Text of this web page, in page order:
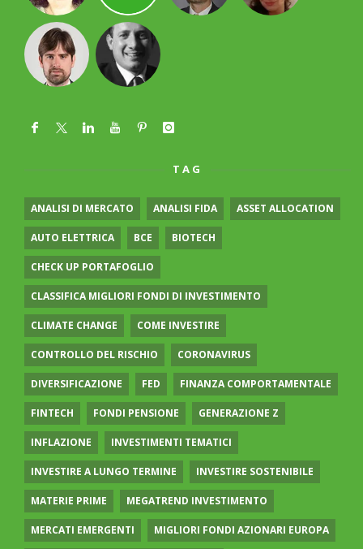
TAG
ANALISI DI MERCATO ANALISI FIDA ASSET ALLOCATION
AUTO ELETTRICA BCE BIOTECH
CHECK UP PORTAFOGLIO
CLASSIFICA MIGLIORI FONDI DI INVESTIMENTO
CLIMATE CHANGE COME INVESTIRE
CONTROLLO DEL RISCHIO CORONAVIRUS
DIVERSIFICAZIONE FED FINANZA COMPORTAMENTALE
FINTECH FONDI PENSIONE GENERAZIONE Z
INFLAZIONE INVESTIMENTI TEMATICI
INVESTIRE A LUNGO TERMINE INVESTIRE SOSTENIBILE
MATERIE PRIME MEGATREND INVESTIMENTO
MERCATI EMERGENTI MIGLIORI FONDI AZIONARI EUROPA